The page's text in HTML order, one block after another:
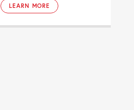
LEARN MORE